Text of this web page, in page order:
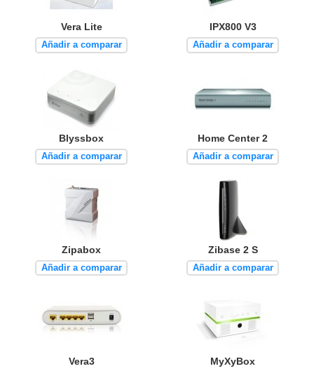
Vera Lite
Añadir a comparar
IPX800 V3
Añadir a comparar
Blyssbox
Añadir a comparar
Home Center 2
Añadir a comparar
Zipabox
Añadir a comparar
Zibase 2 S
Añadir a comparar
Vera3 MyXyBox